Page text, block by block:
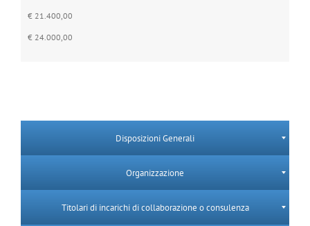
€ 21.400,00
€ 24.000,00
Disposizioni Generali
Organizzazione
Titolari di incarichi di collaborazione o consulenza